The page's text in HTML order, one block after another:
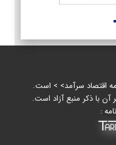
اقتصاد سرآمد> > است.
آن با ذکر منبع آزاد است.
: